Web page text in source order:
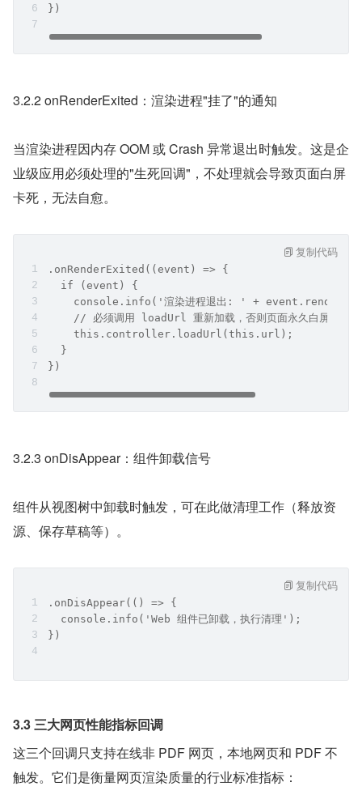
})
3.2.2 onRenderExited：渲染进程"挂了"的通知
当渲染进程因内存 OOM 或 Crash 异常退出时触发。这是企
业级应用必须处理的"生死回调"，不处理就会导致页面白屏
卡死，无法自愈。
.onRenderExited((event) => {
  if (event) {
console.info('渲染进程退出: ' +
    // 必须调用 loadUrl 重新加载，否则页面永久白屏
    this.controller.loadUrl(this.url);
  }
})
复制代码
3.2.3 onDisAppear：组件卸载信号
组件从视图树中卸载时触发，可在此做清理工作（释放资
源、保存草稿等）。
.onDisAppear(() => {
  console.info('Web 组件已卸载，执行清理');
})
复制代码
3.3 三大网页性能指标回调
这三个回调只支持在线非 PDF 网页，本地网页和 PDF 不
触发。它们是衡量网页渲染质量的行业标准指标：